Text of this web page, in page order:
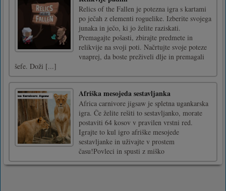
Relics of the Fallen je potezna igra s kartami
po ječah z elementi roguelike. Izberite svojega
junaka in ječo, ki jo želite raziskati.
Premagajte pošasti, zbirajte predmete in
relikvije na svoji poti. Načrtujte svoje poteze
vnaprej, da boste preživeli dlje in premagali
šefe. Doži [...]
Afriška mesojeda sestavljanka
Africa carnivore jigsaw je spletna ugankarska
igra. Če želite rešiti to sestavljanko, morate
postaviti 64 kosov v pravilen vrstni red.
Igrajte to kul igro afriške mesojede
sestavljanke in uživajte v prostem
času!Povleci in spusti z miško